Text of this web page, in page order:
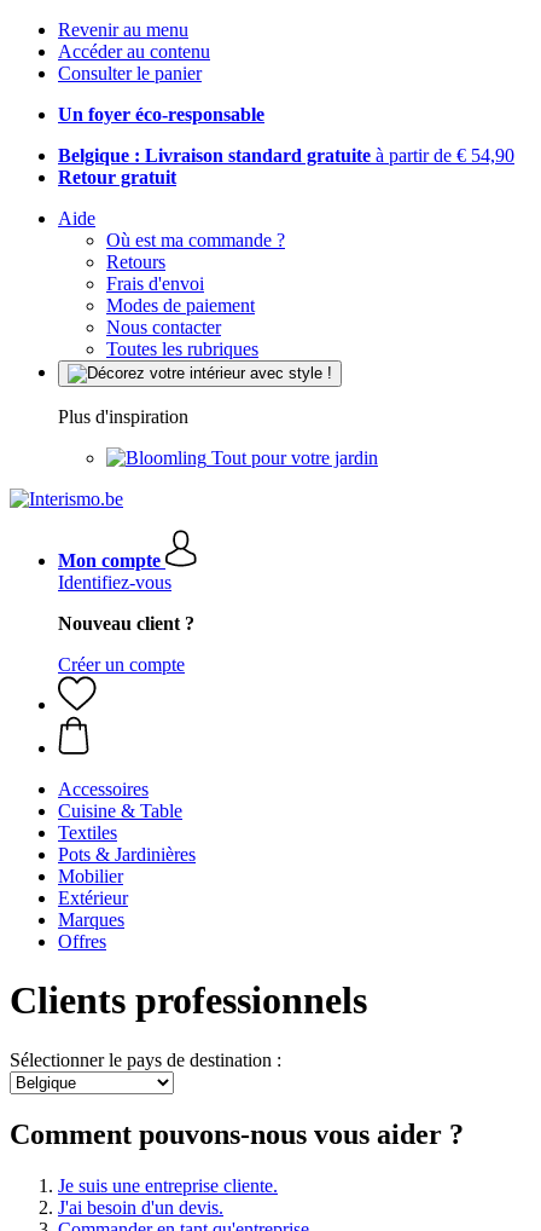
Revenir au menu
Accéder au contenu
Consulter le panier
Un foyer éco-responsable
Belgique : Livraison standard gratuite à partir de € 54,90
Retour gratuit
Aide
Où est ma commande ?
Retours
Frais d'envoi
Modes de paiement
Nous contacter
Toutes les rubriques
Plus d'inspiration
Tout pour votre jardin
Mon compte
Identifiez-vous
Nouveau client ?
Créer un compte
Accessoires
Cuisine & Table
Textiles
Pots & Jardinières
Mobilier
Extérieur
Marques
Offres
Clients professionnels
Sélectionner le pays de destination :
Comment pouvons-nous vous aider ?
Je suis une entreprise cliente.
J'ai besoin d'un devis.